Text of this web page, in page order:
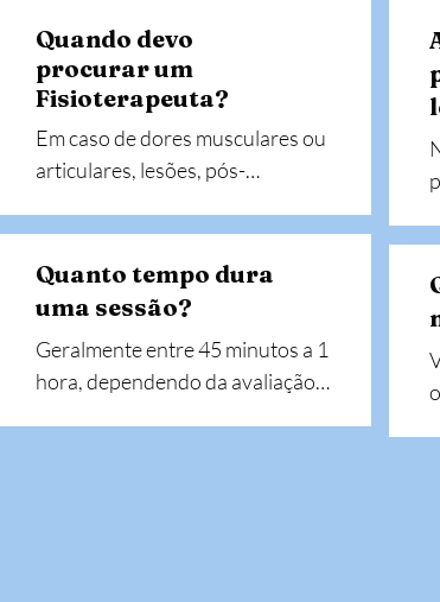
Quando devo
procurar um
Fisioterapeuta?
Em caso de dores musculares ou
articulares, lesões, pós-
posturais ou dificuldades de
mobilidade.
Quanto tempo dura
uma sessão?
Geralmente entre 45 minutos a 1
hora, dependendo da avaliação